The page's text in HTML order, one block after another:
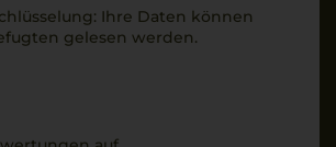
Ihre Daten können
gelesen werden.